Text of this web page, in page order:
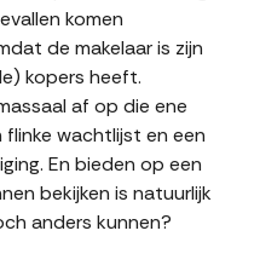
komen
de makelaar is zijn
kopers heeft.
af op die ene
flinke wachtlijst en een
En bieden op een
bekijken is natuurlijk
anders kunnen?